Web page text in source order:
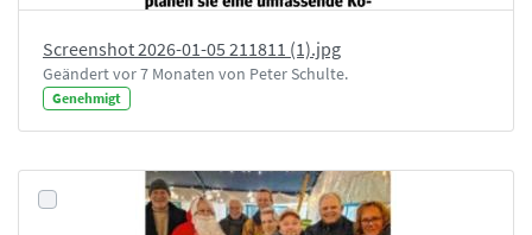
Screenshot 2026-01-05 211811 (1).jpg
Geändert vor 7 Monaten von Peter Schulte.
Genehmigt